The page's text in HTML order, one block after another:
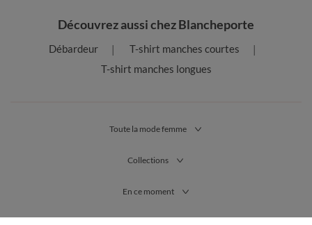
Découvrez aussi chez Blancheporte
Débardeur
T-shirt manches courtes
T-shirt manches longues
Toute la mode femme
Collections
En ce moment